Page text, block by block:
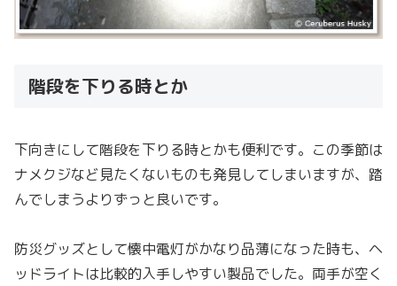
階段を下りる時とか
下向きにして階段を下りる時とかも便利です。この季節は
ナメクジなど見たくないものも発見してしまいますが、踏
んでしまうよりずっと良いです。
防災グッズとして懐中電灯がかなり品薄になった時も、ヘ
ッドライトは比較的入手しやすい製品でした。両手が空く